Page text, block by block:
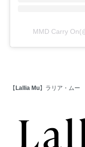
MMD Carry
【 Lallia Mu】ラリア・ムー